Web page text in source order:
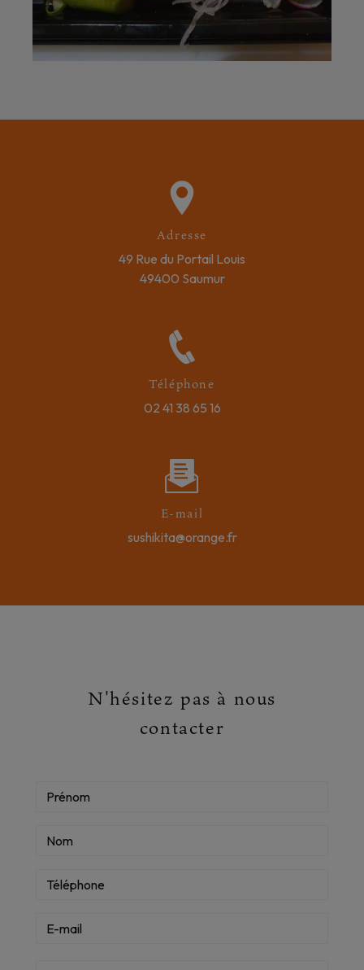
Adresse
49 Rue du Portail Louis
49400 Saumur
Téléphone
02 41 38 65 16
E-mail
sushikita@orange.fr
N'hésitez pas à nous
contacter